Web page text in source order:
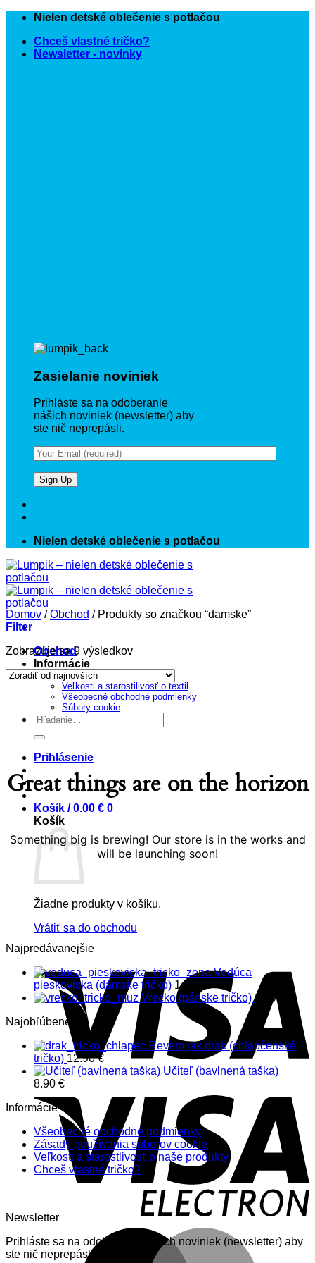
Skip
content
Nielen detské oblečenie s potlačou
Chceš vlastné tričko?
Newsletter - novinky
Zasielanie noviniek
Prihláste sa na odoberanie
nášich noviniek (newsletter) aby
ste nič neprepásli.
Nielen detské oblečenie s potlačou
Obchod
Informácie
Chceš vlastné tričko?
Veľkosti a starostilivosť o textil
Všeobecné obchodné podmienky
Súbory cookie
Hľadať:
Prihlásenie
Košík /0.00 € 0
Košík
Žiadne produkty v košíku.
Vrátiť sa do obchodu
Domov / Obchod /Produkty so značkou “damske”
Filter
Zobrazuje sa 9 výsledkovSorted
obsah
Great things are on the horizon
Something big is brewing! Our store is in the works and
will be launching soon!
Najpredávanejšie
Vedúca
pieskoviska (dámske tričko) 14.90
Vrecko (pánske tričko) 14.90
Najobľúbenejšie
Revem jak drak (chlapčenské
tričko) 12.90€
Učiteľ (bavlnená taška)
8.90 €
Informácie
Všeobecné obchodné podmienky
Zásady používania súborov cookie
Veľkosti a starostlivosť o naše produkty
Chceš vlastné tričko?
Newsletter
Prihláste sa na odoberanie nášich noviniek (newsletter) aby
ste nič neprepásli.